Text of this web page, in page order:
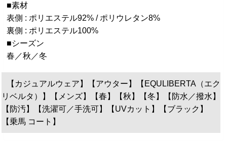
■素材
表側 : ポリエステル92% / ポリウレタン8%
裏側 : ポリエステル100%
■シーズン
春／秋／冬
【カジュアルウェア】【アウター】【EQULIBERTA（エク
リベルタ）】【メンズ】【春】【秋】【冬】【防水／撥水】
【防汚】【洗濯可／手洗可】【UVカット】【ブラック】
【乗馬 コート】